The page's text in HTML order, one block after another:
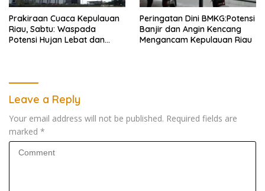
Prakiraan Cuaca Kepulauan
Riau, Sabtu: Waspada
Potensi Hujan Lebat dan
Peringatan Dini BMKG:Potensi
Banjir dan Angin Kencang
Mengancam Kepulauan Riau
Leave a Reply
Your email address will not be published. Required fields are
marked *